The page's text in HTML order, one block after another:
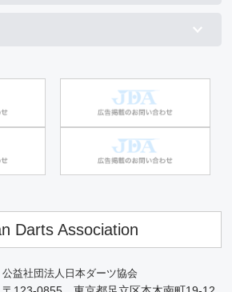
Darts Association
公益社団法人日本ダーツ協会